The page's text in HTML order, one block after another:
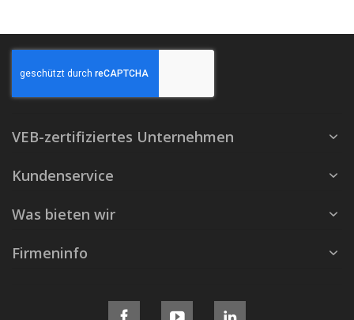
VEB-zertifiziertes Unternehmen
Kundenservice
Was bieten wir
Firmeninfo